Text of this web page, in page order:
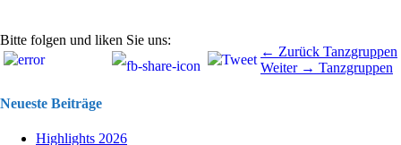
Bitte folgen und liken Sie uns:
Beitragsnavigation ← Zurück
Beitrag:
Tanzgruppen
Weiter → Nächster
Tanzgruppen
Neueste Beiträge
Highlights 2026